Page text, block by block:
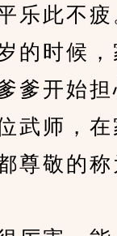
此不疲
时候，
爹开始担
武师，在
尊敬的称